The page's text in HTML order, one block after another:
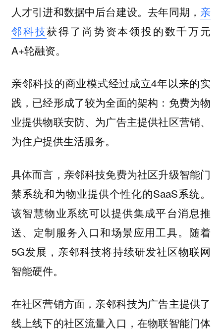
人才引进和数据中后台建设。去年同期， 亲
邻科技获得了尚势资本领投的数千万元
A+轮融资。
亲邻科技的商业模式经过成立4年以来的实
践，已经形成了较为全面的架构： 免费为物
业提供物联安防、为广告主提供社区营销、
为住户提供生活服务。
具体而言，亲邻科技免费为社区升级智能门
禁系统和为物业提供个性化的SaaS系统。
该智慧物业系统可以提供集成平台消息推
送、定制服务入口和场景应用工具。随着
5G发展，亲邻科技将持续研发社区物联网
智能硬件。
在社区营销方面， 亲邻科技为广告主提供了
线上线下的社区流量入口，在物联智能门体